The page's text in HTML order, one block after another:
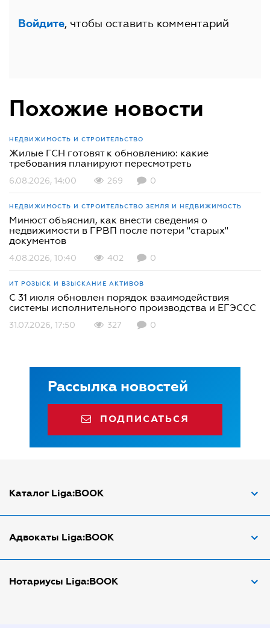
Войдите, чтобы оставить комментарий
Похожие новости
НЕДВИЖИМОСТЬ И СТРОИТЕЛЬСТВО
Жилые ГСН готовят к обновлению: какие
требования планируют пересмотреть
6.08.2026, 14:00 269 0
НЕДВИЖИМОСТЬ И СТРОИТЕЛЬСТВО ЗЕМЛЯ И НЕДВИЖИМОСТЬ
Минюст объяснил, как внести сведения о
недвижимости в ГРВП после потери "старых"
документов
4.08.2026, 10:40 402 0
ИТ РОЗЫСК И ВЗЫСКАНИЕ АКТИВОВ
С 31 июля обновлен порядок взаимодействия
системы исполнительного производства и ЕГЭССС
31.07.2026, 17:50 327 0
Рассылка новостей
ПОДПИСАТЬСЯ
Каталог Liga:BOOK
Адвокат по трудовым спорам
Арбитражный управляющий
Адвокаты Liga:BOOK
Адвокаты в Днепре
Нотариусы Liga:BOOK